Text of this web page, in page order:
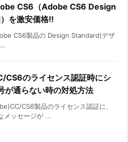
CS6（Adobe CS6 Design
を激安価格!!
CS6製品の Design Standard(デザ
CS6のライセンス認証時にシ
が通らない時の対処方法
CS6製品のライセンス認証に、
メッセージが ...